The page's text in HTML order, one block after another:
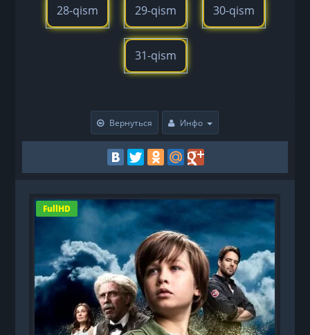
28-qism 29-qism 30-qism
31-qism
Вернуться Инфо
FullHD